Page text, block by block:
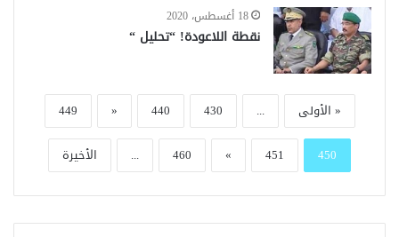
18 أغسطس، 2020
نقطة اللاعودة! “تحليل “
« الأولى ...
430
440
«
449
450
451
»
460
... الأخيرة